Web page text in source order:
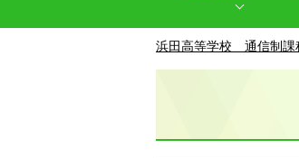
現
浜田高等学校 通信制課